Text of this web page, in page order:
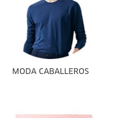
MODA CABALLEROS